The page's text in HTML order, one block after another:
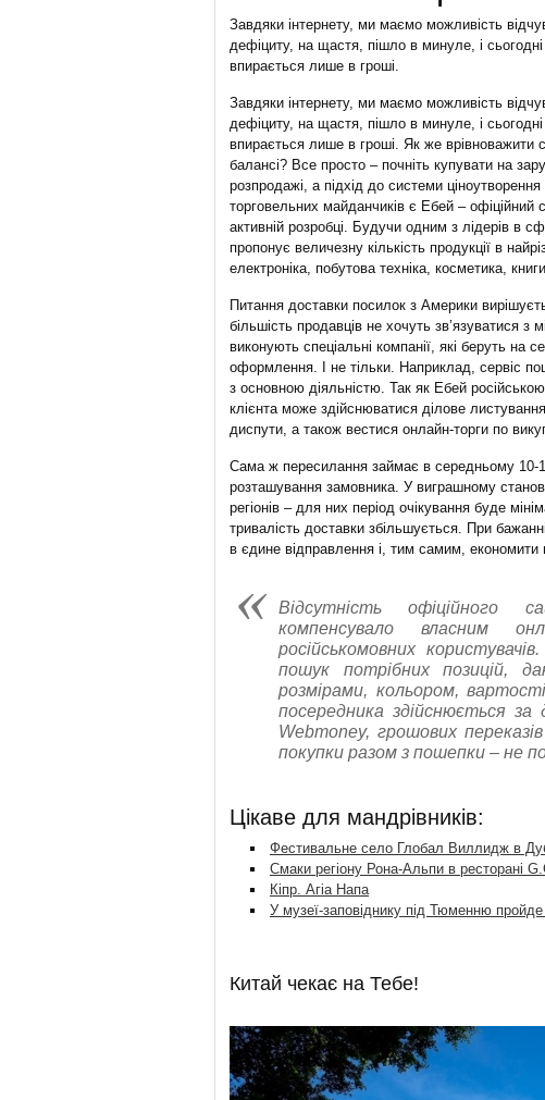
Завдяки інтернету, ми маємо можливість
дефіциту, на щастя, пішло в минуле, і
впирається лише в гроші.
Завдяки інтернету, ми маємо можливість
дефіциту, на щастя, пішло в минуле, і
впирається лише в гроші. Як же врівноважити
балансі? Все просто – почніть купувати на
розпродажі, а підхід до системи
торговельних майданчиків є Ебей – офіційний
активній розробці. Будучи одним з лідерів в
пропонує величезну кількість продукції в
електроніка, побутова техніка, косметика,
Питання доставки посилок з Америки
більшість продавців не хочуть зв’язуватися
виконують спеціальні компанії, які беруть на
оформлення. І не тільки. Наприклад, сервіс
з основною діяльністю. Так як Ебей
клієнта може здійснюватися ділове
диспути, а також вестися онлайн-торги по
Сама ж пересилання займає в середньому 10-
розташування замовника. У виграшному
регіонів – для них період очікування буде
тривалість доставки збільшується. При
в єдине відправлення і, тим самим, економити
Відсутність офіційного
компенсувало власним
російськомовних
пошук потрібних позицій,
розмірами, кольором,
посередника здійснюється за
Webmoney, грошових
покупки разом з пошепки – не
Цікаве для мандрівників:
Фестивальне село Глобал Виллидж в
Смаки регіону Рона-Альпи в ресторані
Кіпр. Агіа Напа
У музеї-заповіднику під Тюменню
Китай чекає на Тебе!